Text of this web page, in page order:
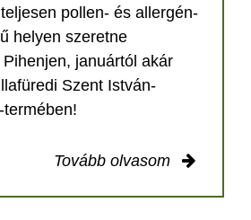
pollen- és allergén-
helyen szeretne
januártól akár
Szent István-
Tovább olvasom